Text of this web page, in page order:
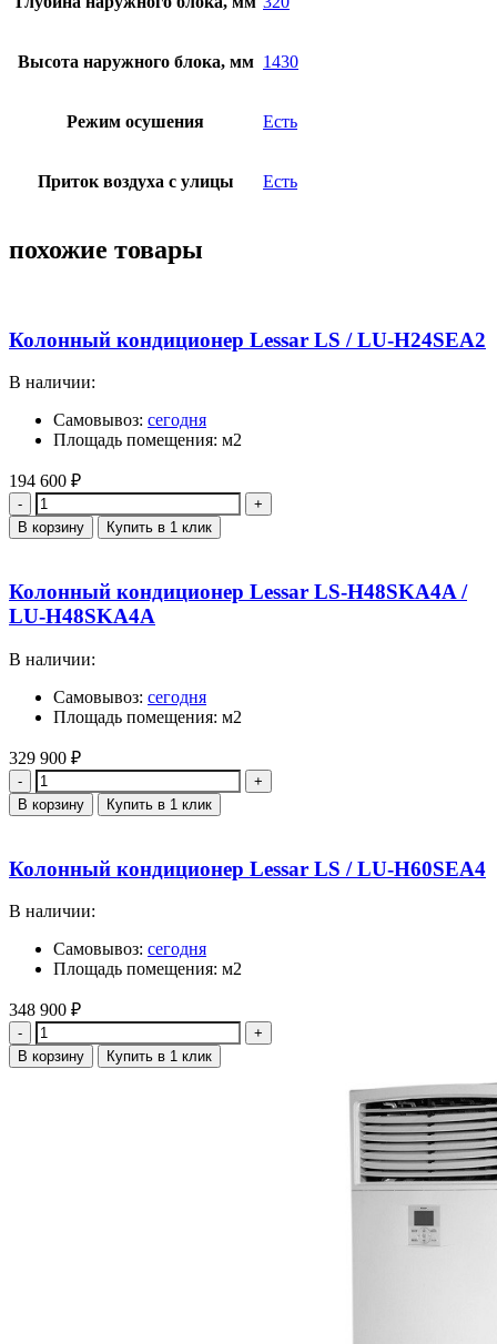
Высота наружного блока, мм 1430
Режим осушения Есть
Приток воздуха с улицы Есть
похожие товары
Колонный кондиционер Lessar LS / LU-H24SEA2
В наличии:
Самовывоз: сегодня
Площадь помещения: м2
194 600 ₽
Количество
В корзину Купить в 1 клик
Колонный кондиционер Lessar LS-H48SKA4A /
LU-H48SKA4A
В наличии:
Самовывоз: сегодня
Площадь помещения: м2
329 900 ₽
Количество
В корзину Купить в 1 клик
Колонный кондиционер Lessar LS / LU-H60SEA4
В наличии:
Самовывоз: сегодня
Площадь помещения: м2
348 900 ₽
Количество
В корзину Купить в 1 клик